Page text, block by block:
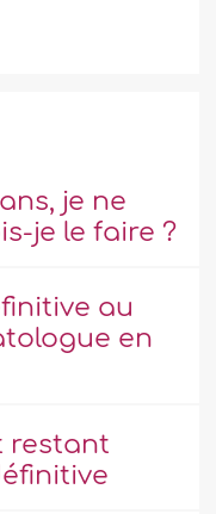
je ne
je le faire ?
au
en
restant